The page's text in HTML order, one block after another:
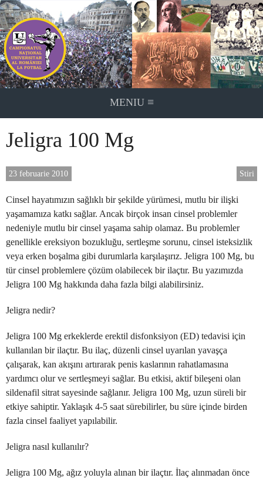
Skip
to
content
MENIU ≡
Jeligra 100 Mg
Stiri
23 februarie 2010
Cinsel hayatımızın sağlıklı bir şekilde yürümesi, mutlu bir ilişki
yaşamamıza katkı sağlar. Ancak birçok insan cinsel problemler
nedeniyle mutlu bir cinsel yaşama sahip olamaz. Bu problemler
genellikle ereksiyon bozukluğu, sertleşme sorunu, cinsel isteksizlik
veya erken boşalma gibi durumlarla karşılaşırız. Jeligra 100 Mg, bu
tür cinsel problemlere çözüm olabilecek bir ilaçtır. Bu yazımızda
Jeligra 100 Mg hakkında daha fazla bilgi alabilirsiniz.
Jeligra nedir?
Jeligra 100 Mg erkeklerde erektil disfonksiyon (ED) tedavisi için
kullanılan bir ilaçtır. Bu ilaç, düzenli cinsel uyarılan yavaşça
çalışarak, kan akışını artırarak penis kaslarının rahatlamasına
yardımcı olur ve sertleşmeyi sağlar. Bu etkisi, aktif bileşeni olan
sildenafil sitrat sayesinde sağlanır. Jeligra 100 Mg, uzun süreli bir
etkiye sahiptir. Yaklaşık 4-5 saat sürebilirler, bu süre içinde birden
fazla cinsel faaliyet yapılabilir.
Jeligra nasıl kullanılır?
Jeligra 100 Mg, ağız yoluyla alınan bir ilaçtır. İlaç alınmadan önce